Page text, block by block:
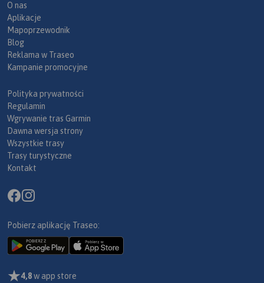
O nas
Aplikacje
Mapoprzewodnik
Blog
Reklama w Traseo
Kampanie promocyjne
Polityka prywatności
Regulamin
Wgrywanie tras Garmin
Dawna wersja strony
Wszystkie trasy
Trasy turystyczne
Kontakt
Pobierz aplikację Traseo:
4,8w app store